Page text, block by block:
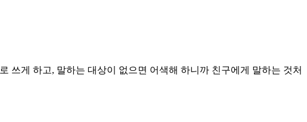
쓰게 하고, 말하는 대상이 없으면 어색해 하니까 친구에게 말하는 것처